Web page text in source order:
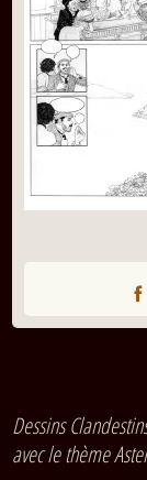
Dessins
avec le thème